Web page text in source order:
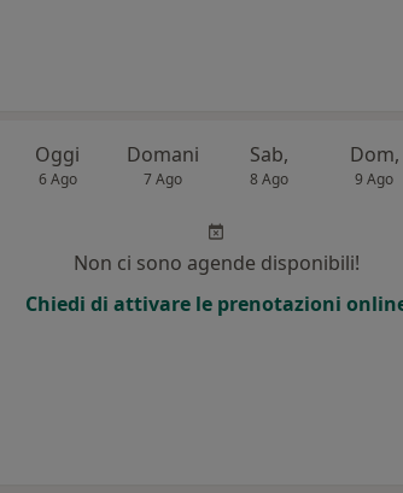
Oggi
6 Ago
Domani
7 Ago
Sab,
8 Ago
Dom,
9 Ago
Non ci sono agende disponibili!
Chiedi di attivare le prenotazioni